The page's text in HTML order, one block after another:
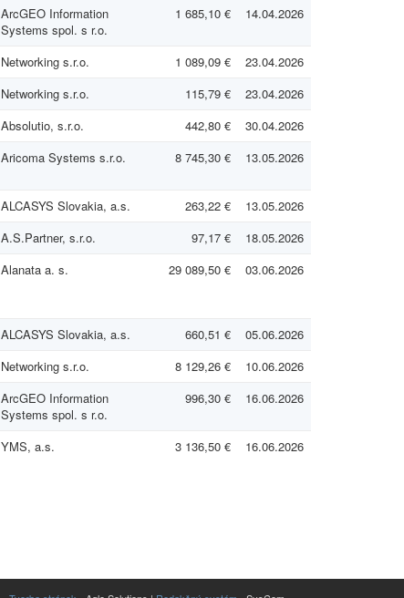
ArcGEO Information
Systems spol. s r.o.
1 685,10 € 14.04.2026
Networking s.r.o. 1 089,09 €
23.04.2026
Networking s.r.o. 115,79 €
23.04.2026
Absolutio, s.r.o. 442,80 €
30.04.2026
Aricoma Systems s.r.o. 8 745,30 € 13.05.2026
ALCASYS Slovakia, a.s. 263,22 €
13.05.2026
A.S.Partner, s.r.o. 97,17 €
18.05.2026
Alanata a. s. 29 089,50 € 03.06.2026
ALCASYS Slovakia, a.s. 660,51 €
05.06.2026
Networking s.r.o. 8 129,26 €
10.06.2026
ArcGEO Information
Systems spol. s r.o.
996,30 € 16.06.2026
YMS, a.s. 3 136,50 € 16.06.2026